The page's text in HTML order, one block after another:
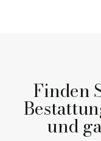
Finden
und